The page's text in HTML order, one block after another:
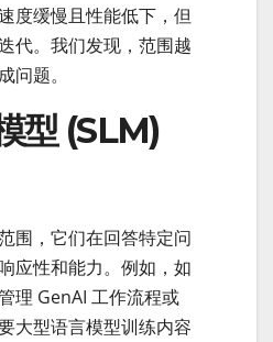
度缓慢且性能低下，但
代。我们发现，范围越
问题。
型 (SLM)
围，它们在回答特定问
应性和能力。例如，如
理 GenAI 工作流程或
大型语言模型训练内容